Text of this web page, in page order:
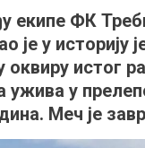
екипе ФК
је у историју
оквиру истог
ужива у
Меч је